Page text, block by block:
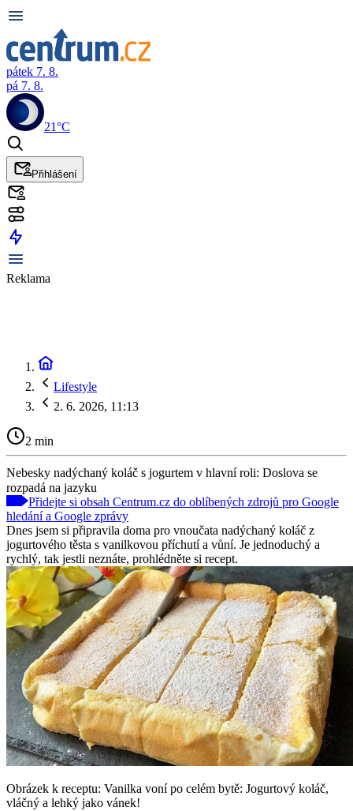
pátek 7. 8.
pá 7. 8.
21°C
Přihlášení
Reklama
Lifestyle
2. 6. 2026, 11:13
2 min
Nebesky nadýchaný koláč s jogurtem v hlavní roli: Doslova se
rozpadá na jazyku
Přidejte si obsah Centrum.cz do oblíbených zdrojů pro Google
hledání a Google zprávy
Dnes jsem si připravila doma pro vnoučata nadýchaný koláč z
jogurtového těsta s vanilkovou příchutí a vůní. Je jednoduchý a
rychlý, tak jestli neznáte, prohlédněte si recept.
Obrázek k receptu: Vanilka voní po celém bytě: Jogurtový koláč,
vláčný a lehký jako vánek!